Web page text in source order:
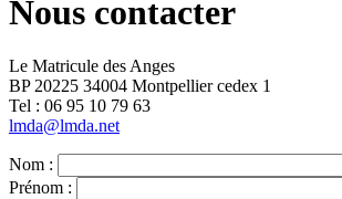
Nous contacter
Le Matricule des Anges
BP 20225 34004 Montpellier cedex 1
Tel : ‭06 95 10 79 63
lmda@lmda.net
Nom :
Prénom :